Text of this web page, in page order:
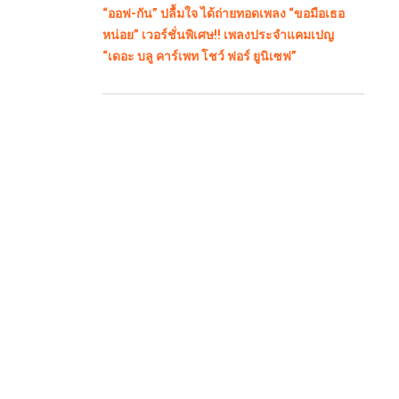
“ออฟ-กัน” ปลื้มใจ ได้ถ่ายทอดเพลง “ขอมือเธอ
หน่อย” เวอร์ชั่นพิเศษ!! เพลงประจำแคมเปญ
“เดอะ บลู คาร์เพท โชว์ ฟอร์ ยูนิเซฟ”